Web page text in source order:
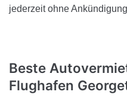
jederzeit ohne
Beste
Flughafen